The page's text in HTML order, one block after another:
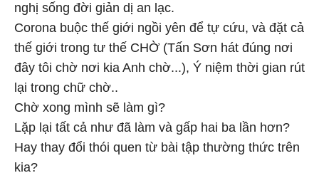
nghị sống đời giản dị an lạc.
Corona buộc thế giới ngồi yên để tự cứu, và đặt cả
thế giới trong tư thế CHỜ (Tấn Sơn hát đúng nơi
đây tôi chờ nơi kia Anh chờ...), Ý niệm thời gian rút
lại trong chữ chờ..
Chờ xong mình sẽ làm gì?
Lặp lại tất cả như đã làm và gấp hai ba lần hơn?
Hay thay đổi thói quen từ bài tập thường thức trên
kia?